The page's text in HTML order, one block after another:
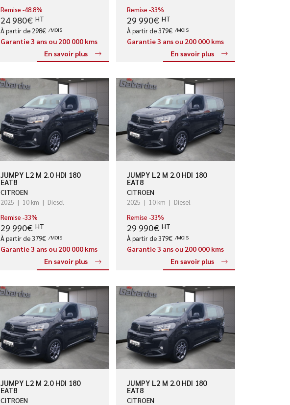
Remise -48.8%
24 980€ HT
À partir de 298€ /MOIS
Garantie 3 ans ou 200 000 kms
En savoir plus
Remise -33%
29 990€ HT
À partir de 379€ /MOIS
Garantie 3 ans ou 200 000 kms
En savoir plus
JUMPY L2 M 2.0 HDI 180
EAT8
CITROEN
2025 10 km
Diesel
Remise -33%
29 990€ HT
À partir de 379€ /MOIS
Garantie 3 ans ou 200 000 kms
En savoir plus
JUMPY L2 M 2.0 HDI 180
EAT8
CITROEN
2025 10 km
Diesel
Remise -33%
29 990€ HT
À partir de 379€ /MOIS
Garantie 3 ans ou 200 000 kms
En savoir plus
JUMPY L2 M 2.0 HDI 180
EAT8
CITROEN
JUMPY L2 M 2.0 HDI 180
EAT8
CITROEN